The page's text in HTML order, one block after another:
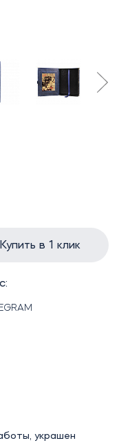
Купить в 1 клик
украшен